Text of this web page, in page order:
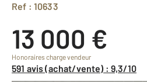
Ref : 10633
13 000 €
Honoraires charge vendeur
591 avis (achat/vente) : 9,3/10